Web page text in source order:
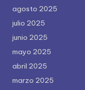
agosto 2025
julio 2025
junio 2025
mayo 2025
abril 2025
marzo 2025